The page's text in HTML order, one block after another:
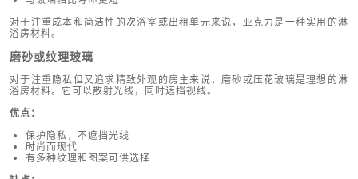
对于注重成本和简洁性的次浴室或出租单元来说，亚克力是一种实用的淋
浴房材料。
磨砂或纹理玻璃
对于注重隐私但又追求精致外观的房主来说，磨砂或压花玻璃是理想的淋
浴房材料。它可以散射光线，同时遮挡视线。
优点：
保护隐私，不遮挡光线
时尚而现代
有多种纹理和图案可供选择